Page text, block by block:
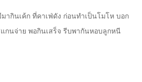
กินเค้ก ที่คาเฟ่ดัง ก่อนทำเป็นโมโห บอก
กนจ่าย พอกินเสร็จ รีบพากันหอบลูกหนี